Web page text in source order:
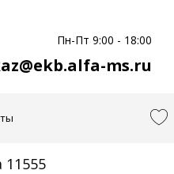
Пн-Пт 9:00 - 18:00
ms.ru
11555